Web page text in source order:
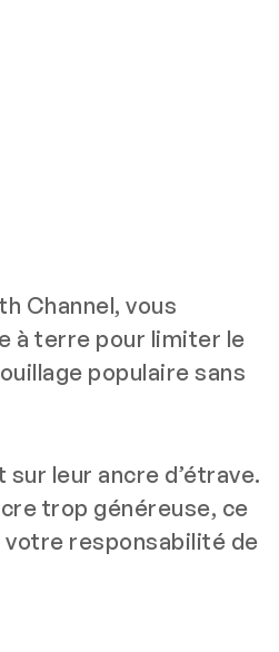
Channel, vous
à terre pour limiter le
populaire sans
leur ancre d’étrave.
trop généreuse, ce
votre responsabilité de